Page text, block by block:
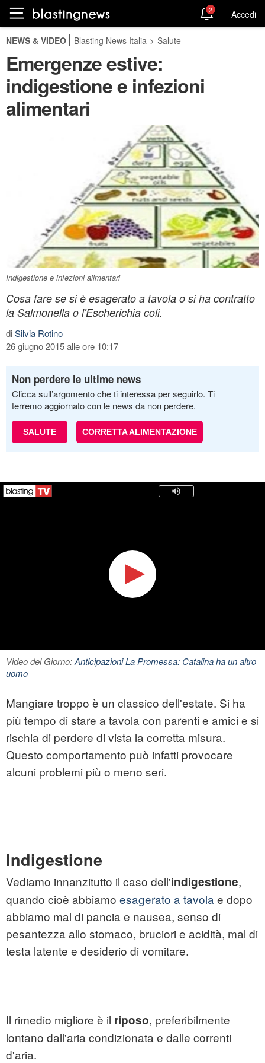
2 Accedi
NEWS & VIDEO Blasting News Italia > Salute
Emergenze estive:
indigestione e infezioni
alimentari
Indigestione e infezioni alimentari
Cosa fare se si è esagerato a tavola o si ha contratto
la Salmonella o l'Escherichia coli.
diSilvia Rotino
26 giugno 2015 alle ore 10:17
Non perdere le ultime news
Clicca sull’argomento che ti interessa per seguirlo. Ti
terremo aggiornato con le news da non perdere.
SALUTE CORRETTA ALIMENTAZIONE
Video del Giorno:Anticipazioni La Promessa: Catalina ha un altro
uomo
Mangiare troppo è un classico dell'estate. Si ha
più tempo di stare a tavola con parenti e amici e si
rischia di perdere di vista la corretta misura.
Questo comportamento può infatti provocare
alcuni problemi più o meno seri.
Indigestione
Vediamo innanzitutto il caso dell'indigestione,
quando cioè abbiamo esagerato a tavola e dopo
abbiamo mal di pancia e nausea, senso di
pesantezza allo stomaco, bruciori e acidità, mal di
testa latente e desiderio di vomitare.
Il rimedio migliore è il riposo, preferibilmente
lontano dall'aria condizionata e dalle correnti
d'aria.